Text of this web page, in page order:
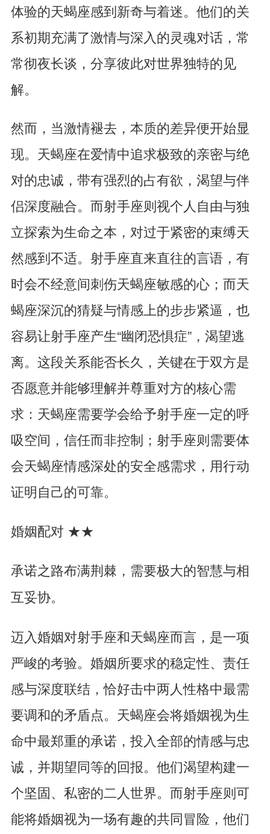
体验的天蝎座感到新奇与着迷。他们的关
系初期充满了激情与深入的灵魂对话，常
常彻夜长谈，分享彼此对世界独特的见
解。
然而，当激情褪去，本质的差异便开始显
现。天蝎座在爱情中追求极致的亲密与绝
对的忠诚，带有强烈的占有欲，渴望与伴
侣深度融合。而射手座则视个人自由与独
立探索为生命之本，对过于紧密的束缚天
然感到不适。射手座直来直往的言语，有
时会不经意间刺伤天蝎座敏感的心；而天
蝎座深沉的猜疑与情感上的步步紧逼，也
容易让射手座产生“幽闭恐惧症”，渴望逃
离。这段关系能否长久，关键在于双方是
否愿意并能够理解并尊重对方的核心需
求：天蝎座需要学会给予射手座一定的呼
吸空间，信任而非控制；射手座则需要体
会天蝎座情感深处的安全感需求，用行动
证明自己的可靠。
婚姻配对 ★★
承诺之路布满荆棘，需要极大的智慧与相
互妥协。
迈入婚姻对射手座和天蝎座而言，是一项
严峻的考验。婚姻所要求的稳定性、责任
感与深度联结，恰好击中两人性格中最需
要调和的矛盾点。天蝎座会将婚姻视为生
命中最郑重的承诺，投入全部的情感与忠
诚，并期望同等的回报。他们渴望构建一
个坚固、私密的二人世界。而射手座则可
能将婚姻视为一场有趣的共同冒险，他们